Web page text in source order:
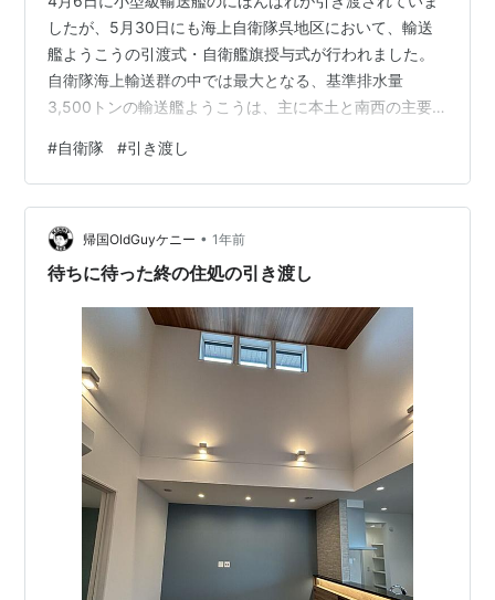
したが、5月30日にも海上自衛隊呉地区において、輸送
艦ようこうの引渡式・自衛艦旗授与式が行われました。
自衛隊海上輸送群の中では最大となる、基準排水量
3,500トンの輸送艦ようこうは、主に本土と南西の主要
送艦は、自衛隊海上輸送群では最大の輸送艦。船内に車
両数十両、または20フィートコンテナ数十本程度の積載
が可能で、船体の前後に起倒式のスロープを備えてい
て、民間のフェリーのように港湾等で車両等の乗船下船
が可能です。 自衛隊海上輸送群ではようこう型輸送艦を
#自衛隊 #引き渡し
帰国OldGuyケニー • 1年前
待ちに待った終の住処の引き渡し